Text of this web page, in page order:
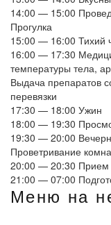
14:00 — 15:00
Прогулка
15:00 — 16:00 Тихий
16:00 — 17:30
температуры тела,
Выдача препаратов
перевязки
17:30 — 18:00 Ужин
18:00 — 19:30
19:30 — 20:00
Проветривание
20:00 — 20:30 Прием
21:00 — 07:00
Меню на